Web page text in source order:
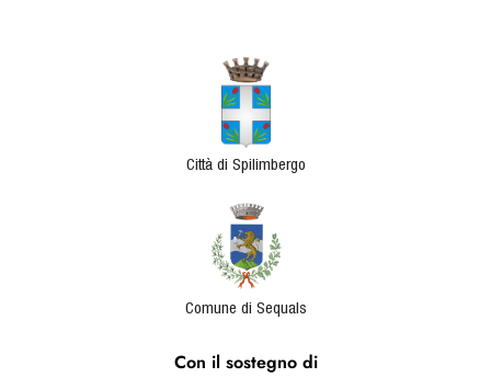
Città di Spilimbergo
Comune di Sequals
Con il sostegno di